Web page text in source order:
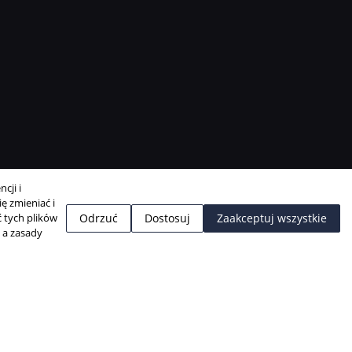
i
zmieniać i
tych plików
a zasady
Odrzuć Dostosuj
Zaakceptuj wszystkie